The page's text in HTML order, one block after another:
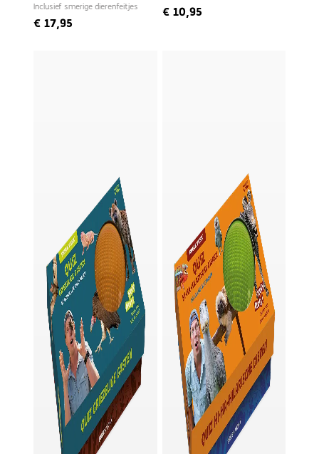
Inclusief smerige dierenfeitjes
€ 17,95
€10,95